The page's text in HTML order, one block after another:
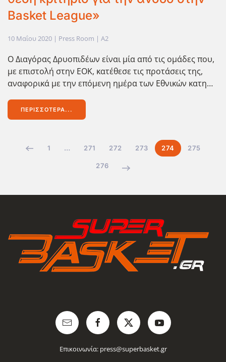
Basket League»
10 Μαΐου 2020 | Press Room | A2
Ο Διαγόρας Δρυοπιδέων είναι μία από τις ομάδες που,
με επιστολή στην ΕΟΚ, κατέθεσε τις προτάσεις της,
αναφορικά με την επόμενη ημέρα των Εθνικών κατη…
ΠΕΡΙΣΣΌΤΕΡΑ...
1 … 271 272 273 274 275
276
Επικοινωνία: press@superbasket.gr